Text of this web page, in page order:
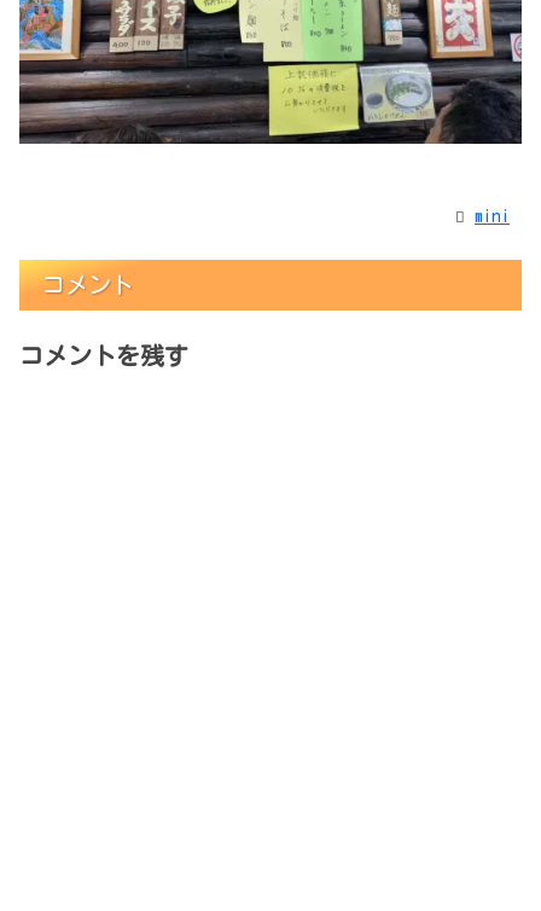
mini
コメント
コメントを残す